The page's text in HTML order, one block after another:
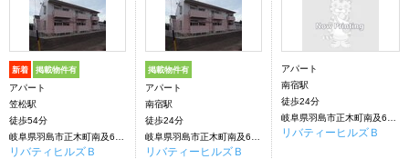
新着 掲載物件有
アパート
笠松駅
徒歩54分
リバティヒルズＢ
掲載物件有
アパート
南宿駅
徒歩24分
リバティーヒルズＢ
アパート
南宿駅
徒歩24分
リバティーヒルズＢ